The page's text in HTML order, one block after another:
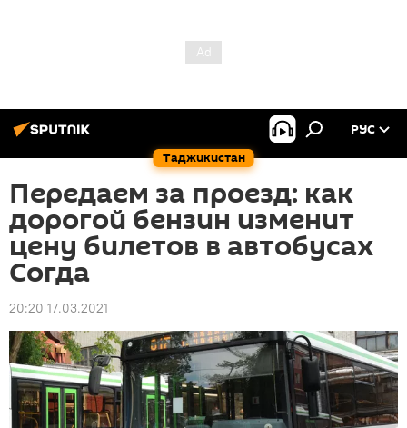
Таджикистан
РУС
Передаем за проезд: как
дорогой бензин изменит
цену билетов в автобусах
Согда
20:20 17.03.2021